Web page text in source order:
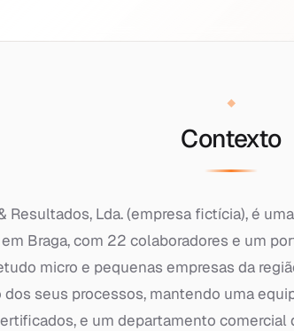
Contexto
Resultados, Lda. (empresa fictícia), é
Braga, com 22 colaboradores e um
micro e pequenas empresas da
dos seus processos, mantendo uma
e um departamento comercial